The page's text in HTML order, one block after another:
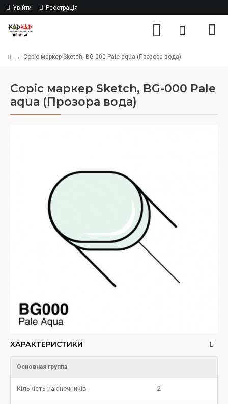
Увійти Реєстрація
Copic маркер Sketch, BG-000 Pale aqua (Прозора вода)
Copic маркер Sketch, BG-000 Pale
aqua (Прозора вода)
ХАРАКТЕРИСТИКИ
Основная группа
Кількість накінечників 2